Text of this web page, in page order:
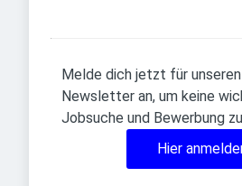
Melde dich jetzt für unseren
Newsletter an, um keine
Jobsuche und Bewerbung
Hier